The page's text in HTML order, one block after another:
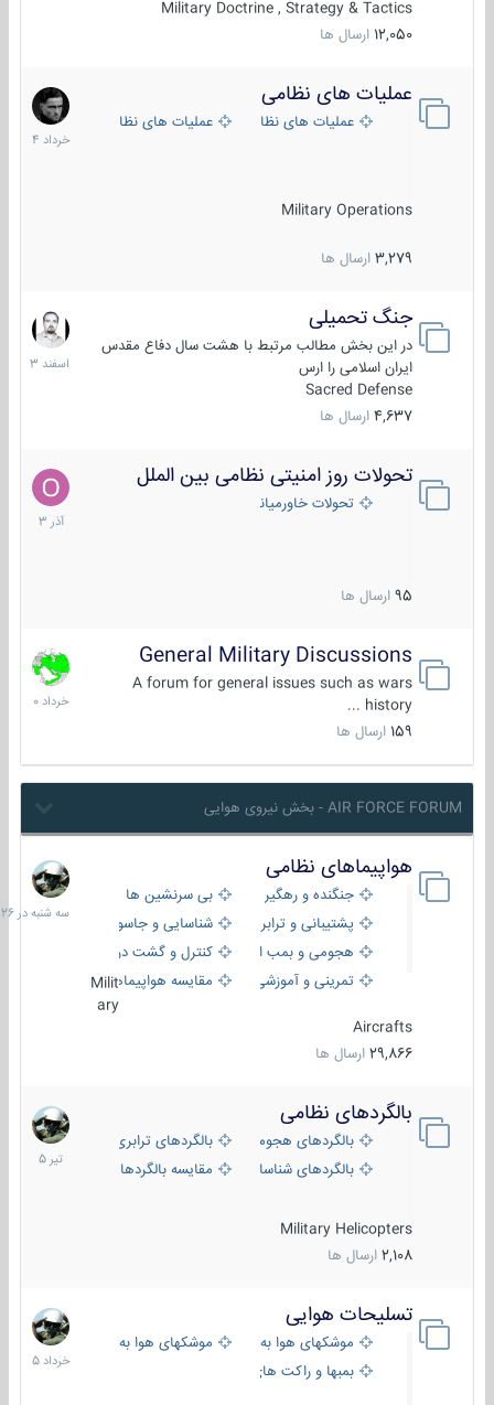
Military Doctrine , Strategy & Tactics
12,050 ارسال ها
عملیات های نظامی
عملیات های نظامی ایرانعملیات های نظامی خارجی
Military Operations
3,279 ارسال ها
5
خرداد
1404
جنگ تحمیلی
در این بخش مطالب مرتبط با هشت سال دفاع مقدس
ایران اسلامی را ارس
Sacred Defense
4,637 ارسال ها
20
اسفند
1403
تحولات روز امنیتی نظامی بین الملل
تحولات خاورمیانه
95 ارسال ها
21
آذر
1403
General Military Discussions
A forum for general issues such as wars
history ...
159 ارسال ها
10
خرداد
1400
AIR FORCE FORUM - بخش نیروی هوایی
هواپیماهای نظامی
جنگنده و رهگیر
بی سرنشین ها
پشتیبانی و ترابری
شناسایی و جاسوسی
هجومی و بمب افکن
کنترل و گشت دریایی
تمرینی و آموزشی
مقایسه هواپیماهاMilit
ary
Aircrafts
29,866 ارسال ها
سه
شنبه
در
بالگردهای نظامی
بالگردهای هجومی
بالگردهای ترابری
بالگردهای شناسایی
مقایسه بالگردها
Military Helicopters
2,108 ارسال ها
22
تیر
1405
تسلیحات هوایی
موشکهای هوا به هوا
موشکهای هوا به سطح
بمبها و راکت های هوایی
30
خرداد
1405